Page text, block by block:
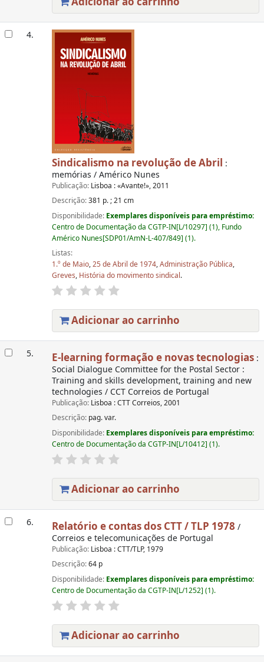
4.
Sindicalismo na revolução de Abril :
memórias / Américo Nunes
Publicação: Lisboa : «Avante!», 2011
Descrição:381 p. ; 21 cm
Disponibilidade: Exemplares disponíveis para empréstimo:
Centro de Documentação da CGTP-IN[L/10297] (1), Fundo
Américo Nunes[SDP01/AmN-L-407/849] (1).
Listas:
1.º de Maio,25 de Abril de 1974,Administração Pública,
Greves, História do movimento sindical.
Adicionar ao carrinho
5. E-learning formação e novas tecnologias:
Social Dialogue Committee for the Postal Sector :
Training and skills development, training and new
technologies / CCT Correios de Portugal
Publicação: Lisboa : CTT Correios, 2001
Descrição: pag. var.
Disponibilidade: Exemplares disponíveis para empréstimo:
Centro de Documentação da CGTP-IN[L/10412] (1).
Adicionar ao carrinho
6. Relatório e contas dos CTT / TLP 1978 /
Correios e telecomunicações de Portugal
Publicação: Lisboa : CTT/TLP, 1979
Descrição:64 p
Disponibilidade: Exemplares disponíveis para empréstimo:
Centro de Documentação da CGTP-IN[L/1252] (1).
Adicionar ao carrinho